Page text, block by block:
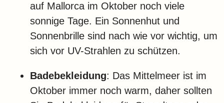
auf Mallorca im Oktober noch viele
sonnige Tage. Ein Sonnenhut und
Sonnenbrille sind nach wie vor wichtig, um
sich vor UV-Strahlen zu schützen.
Badebekleidung: Das Mittelmeer ist im
Oktober immer noch warm, daher sollten